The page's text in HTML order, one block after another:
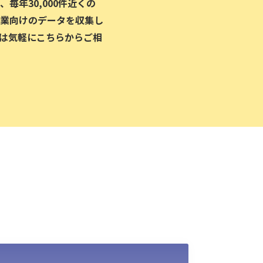
向けのデータを収集し
気軽にこちらからご相